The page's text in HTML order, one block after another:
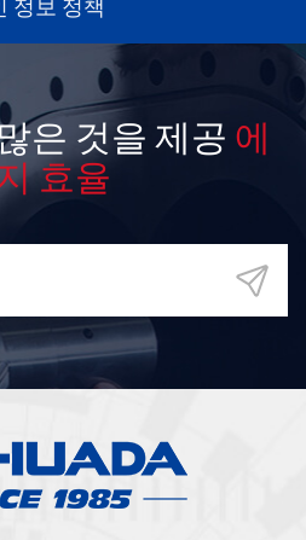
정보 정책
은 것을 제공 에
효율